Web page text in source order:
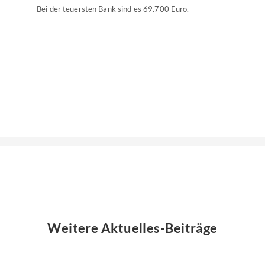
Bei der teuersten Bank sind es 69.700 Euro.
Weitere Aktuelles-Beiträge